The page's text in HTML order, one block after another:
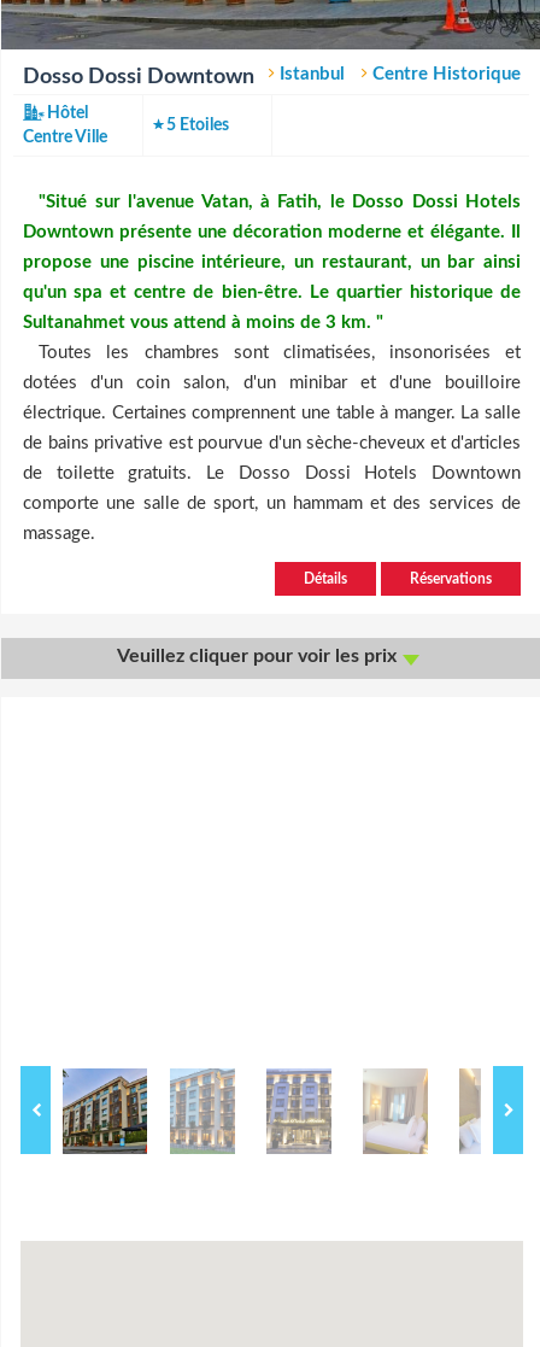
Dosso Dossi Downtown Istanbul Centre Historique
Hôtel
Centre Ville
5 Etoiles
"Situé sur l'avenue Vatan, à Fatih, le Dosso Dossi Hotels
Downtown présente une décoration moderne et élégante. Il
propose une piscine intérieure, un restaurant, un bar ainsi
qu'un spa et centre de bien-être. Le quartier historique de
Sultanahmet vous attend à moins de 3 km. "
Toutes les chambres sont climatisées, insonorisées et
dotées d'un coin salon, d'un minibar et d'une bouilloire
électrique. Certaines comprennent une table à manger. La salle
de bains privative est pourvue d'un sèche-cheveux et d'articles
de toilette gratuits. Le Dosso Dossi Hotels Downtown
comporte une salle de sport, un hammam et des services de
massage.
Détails Réservations
Veuillez cliquer pour voir les prix